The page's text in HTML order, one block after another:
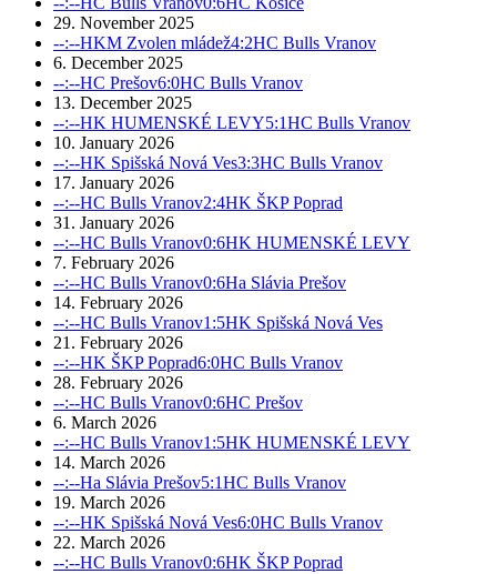
29. November 2025
--:--HKM Zvolen mládež4:2HC Bulls Vranov
6. December 2025
--:--HC Prešov6:0HC Bulls Vranov
13. December 2025
--:--HK HUMENSKÉ LEVY5:1HC Bulls Vranov
10. January 2026
--:--HK Spišská Nová Ves3:3HC Bulls Vranov
17. January 2026
--:--HC Bulls Vranov2:4HK ŠKP Poprad
31. January 2026
--:--HC Bulls Vranov0:6HK HUMENSKÉ LEVY
7. February 2026
--:--HC Bulls Vranov0:6Ha Slávia Prešov
14. February 2026
--:--HC Bulls Vranov1:5HK Spišská Nová Ves
21. February 2026
--:--HK ŠKP Poprad6:0HC Bulls Vranov
28. February 2026
--:--HC Bulls Vranov0:6HC Prešov
6. March 2026
--:--HC Bulls Vranov1:5HK HUMENSKÉ LEVY
14. March 2026
--:--Ha Slávia Prešov5:1HC Bulls Vranov
19. March 2026
--:--HK Spišská Nová Ves6:0HC Bulls Vranov
22. March 2026
--:--HC Bulls Vranov0:6HK ŠKP Poprad